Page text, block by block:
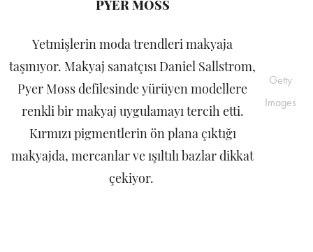
PYER MOSS
Yetmişlerin moda trendleri makyaja
taşınıyor. Makyaj sanatçısı Daniel Sallstrom,
Pyer Moss defilesinde yürüyen modellere
renkli bir makyaj uygulamayı tercih etti.
Kırmızı pigmentlerin ön plana çıktığı
makyajda, mercanlar ve ışıltılı bazlar dikkat
çekiyor.
Getty
Images